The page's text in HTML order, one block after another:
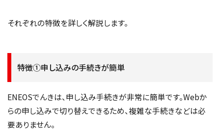
それぞれの特徴を詳しく解説します。
特徴①申し込みの手続きが簡単
ENEOSでんきは、申し込み手続きが非常に簡単です。Webか
らの申し込みで切り替えできるため、複雑な手続きなどは必
要ありません。